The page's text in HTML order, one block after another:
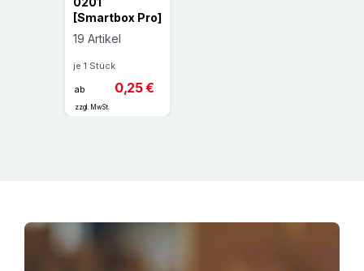
[Smartbox Pro]
19 Artikel
je 1 Stück
ab 0,25 €
zzgl. MwSt.